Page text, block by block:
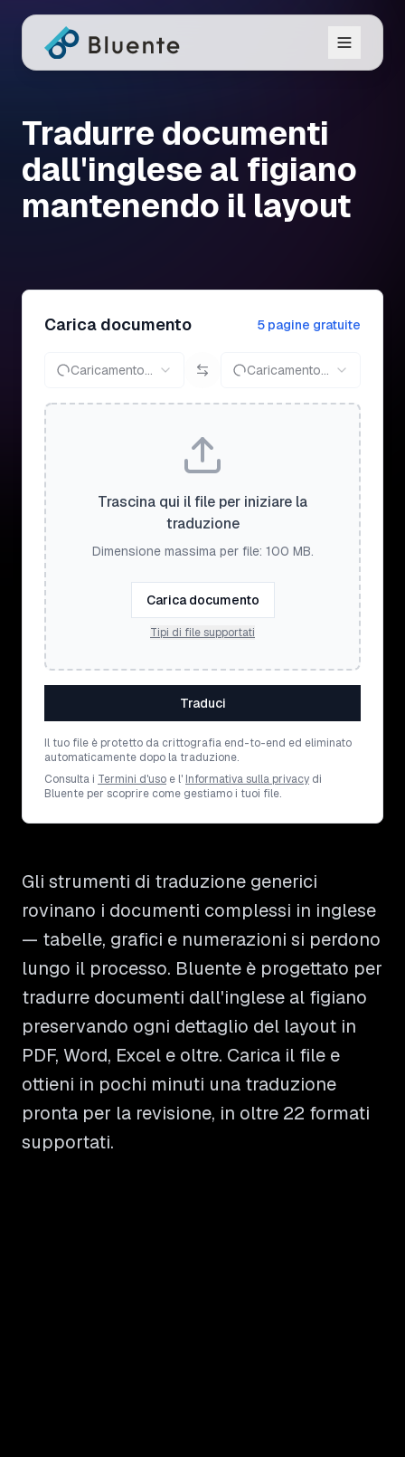
Tradurre documenti
dall'inglese al figiano
mantenendo il layout
Carica documento 5 pagine gratuite
Caricamento... Caricamento...
Trascina qui il file per iniziare la
traduzione
Dimensione massima per file: 100 MB.
Carica documento
Tipi di file supportati
Traduci
Il tuo file è protetto da crittografia end-to-end ed eliminato
automaticamente dopo la traduzione.
Consulta i Termini d'uso e l' Informativa sulla privacy di
Bluente per scoprire come gestiamo i tuoi file.
Gli strumenti di traduzione generici
rovinano i documenti complessi in inglese
— tabelle, grafici e numerazioni si perdono
lungo il processo. Bluente è progettato per
tradurre documenti dall'inglese al figiano
preservando ogni dettaglio del layout in
PDF, Word, Excel e oltre. Carica il file e
ottieni in pochi minuti una traduzione
pronta per la revisione, in oltre 22 formati
supportati.